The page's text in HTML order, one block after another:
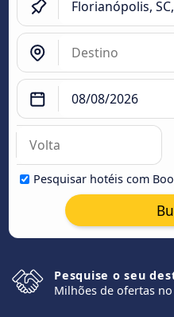
Pesquisar hotéis com
Pesquise o seu
Milhões de ofertas